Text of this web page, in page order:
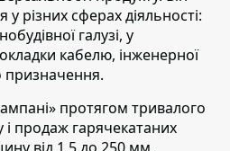
різних сферах діяльності:
галузі, у
кабелю, інженерної
призначення.
протягом тривалого
і продаж гарячекатаних